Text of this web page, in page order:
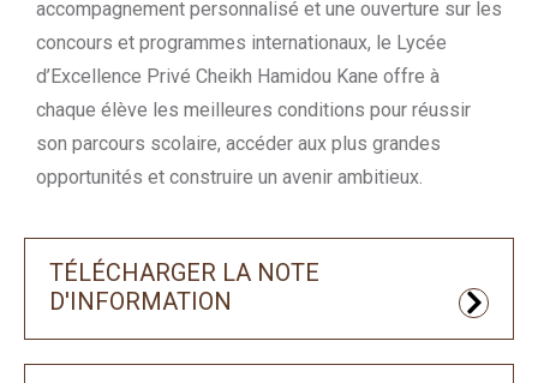
accompagnement personnalisé et une ouverture sur les
concours et programmes internationaux, le Lycée
d’Excellence Privé Cheikh Hamidou Kane offre à
chaque élève les meilleures conditions pour réussir
son parcours scolaire, accéder aux plus grandes
opportunités et construire un avenir ambitieux.
TÉLÉCHARGER LA NOTE
D'INFORMATION